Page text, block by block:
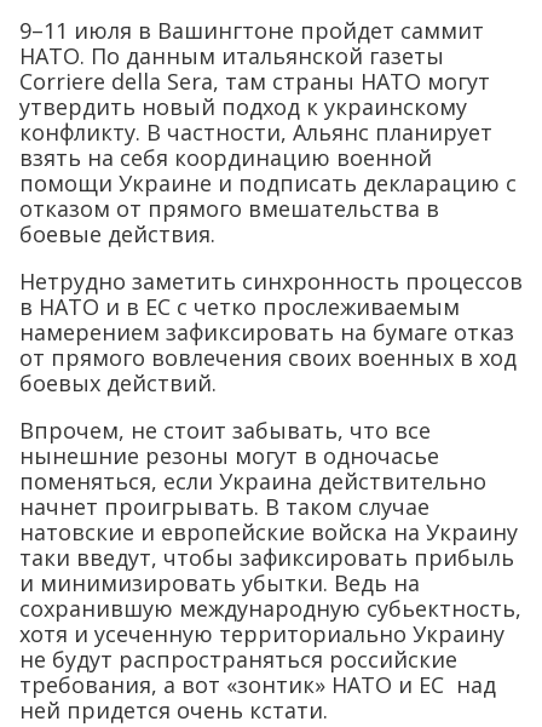
9–11 июля в Вашингтоне пройдет саммит
НАТО. По данным итальянской газеты
Corriere della Sera, там страны НАТО могут
утвердить новый подход к украинскому
конфликту. В частности, Альянс планирует
взять на себя координацию военной
помощи Украине и подписать декларацию с
отказом от прямого вмешательства в
боевые действия.
Нетрудно заметить синхронность процессов
в НАТО и в ЕС с четко прослеживаемым
намерением зафиксировать на бумаге отказ
от прямого вовлечения своих военных в ход
боевых действий.
Впрочем, не стоит забывать, что все
нынешние резоны могут в одночасье
поменяться, если Украина действительно
начнет проигрывать. В таком случае
натовские и европейские войска на Украину
таки введут, чтобы зафиксировать прибыль
и минимизировать убытки. Ведь на
сохранившую международную субьектность,
хотя и усеченную территориально Украину
не будут распространяться российские
требования, а вот «зонтик» НАТО и ЕС над
ней придется очень кстати.